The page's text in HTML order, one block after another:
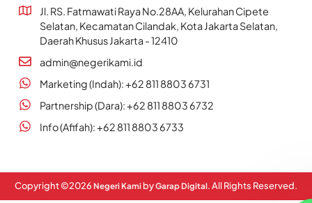
Jl. RS. Fatmawati Raya No.28AA, Kelurahan Cipete
Selatan, Kecamatan Cilandak, Kota Jakarta Selatan,
Daerah Khusus Jakarta - 12410
admin@negerikami.id
Marketing (Indah): +62 811 8803 6731
Partnership (Dara): +62 811 8803 6732
Info (Afifah): +62 811 8803 6733
Copyright ©2026 Negeri Kami byGarap Digital. All Rights Reserved.